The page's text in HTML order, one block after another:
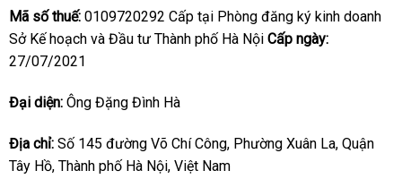
Mã số thuế:0109720292 Cấp tại Phòng đăng ký kinh doanh
Sở Kế hoạch và Đầu tư Thành phố Hà Nội Cấp ngày:
27/07/2021
Đại diện: Ông Đặng Đình Hà
Địa chỉ: Số 145 đường Võ Chí Công, Phường Xuân La, Quận
Tây Hồ, Thành phố Hà Nội, Việt Nam